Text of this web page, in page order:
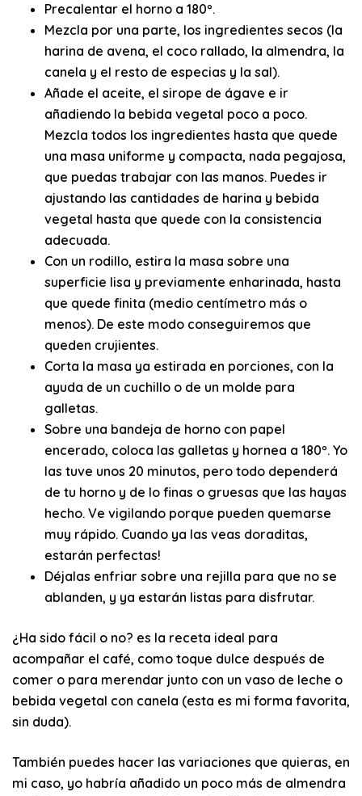
Precalentar el horno a 180º.
Mezcla por una parte, los ingredientes secos (la
harina de avena, el coco rallado, la almendra, la
canela y el resto de especias y la sal).
Añade el aceite, el sirope de ágave e ir
añadiendo la bebida vegetal poco a poco.
Mezcla todos los ingredientes hasta que quede
una masa uniforme y compacta, nada pegajosa,
que puedas trabajar con las manos. Puedes ir
ajustando las cantidades de harina y bebida
vegetal hasta que quede con la consistencia
adecuada.
Con un rodillo, estira la masa sobre una
superficie lisa y previamente enharinada, hasta
que quede finita (medio centímetro más o
menos). De este modo conseguiremos que
queden crujientes.
Corta la masa ya estirada en porciones, con la
ayuda de un cuchillo o de un molde para
galletas.
Sobre una bandeja de horno con papel
encerado, coloca las galletas y hornea a 180º. Yo
las tuve unos 20 minutos, pero todo dependerá
de tu horno y de lo finas o gruesas que las hayas
hecho. Ve vigilando porque pueden quemarse
muy rápido. Cuando ya las veas doraditas,
estarán perfectas!
Déjalas enfriar sobre una rejilla para que no se
ablanden, y ya estarán listas para disfrutar.
¿Ha sido fácil o no? es la receta ideal para
acompañar el café, como toque dulce después de
comer o para merendar junto con un vaso de leche o
bebida vegetal con canela (esta es mi forma favorita,
sin duda).
También puedes hacer las variaciones que quieras, en
mi caso, yo habría añadido un poco más de almendra